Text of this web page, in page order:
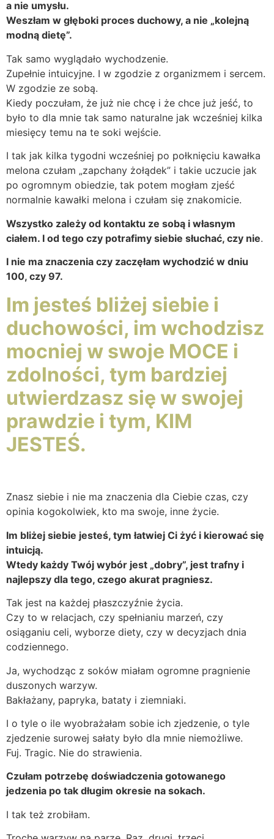
a nie umysłu.
Weszłam w głęboki proces duchowy, a nie „kolejną
modną dietę”.
Tak samo wyglądało wychodzenie.
Zupełnie intuicyjne. I w zgodzie z organizmem i sercem.
W zgodzie ze sobą.
Kiedy poczułam, że już nie chcę i że chce już jeść, to
było to dla mnie tak samo naturalne jak wcześniej kilka
miesięcy temu na te soki wejście.
I tak jak kilka tygodni wcześniej po połknięciu kawałka
melona czułam „zapchany żołądek” i takie uczucie jak
po ogromnym obiedzie, tak potem mogłam zjeść
normalnie kawałki melona i czułam się znakomicie.
Wszystko zależy od kontaktu ze sobą i własnym
ciałem. I od tego czy potrafimy siebie słuchać, czy nie.
I nie ma znaczenia czy zaczęłam wychodzić w dniu
100, czy 97.
Im jesteś bliżej siebie i
duchowości, im wchodzisz
mocniej w swoje MOCE i
zdolności, tym bardziej
utwierdzasz się w swojej
prawdzie i tym, KIM
JESTEŚ.
Znasz siebie i nie ma znaczenia dla Ciebie czas, czy
opinia kogokolwiek, kto ma swoje, inne życie.
Im bliżej siebie jesteś, tym łatwiej Ci żyć i kierować się
intuicją.
Wtedy każdy Twój wybór jest „dobry”, jest trafny i
najlepszy dla tego, czego akurat pragniesz.
Tak jest na każdej płaszczyźnie życia.
Czy to w relacjach, czy spełnianiu marzeń, czy
osiąganiu celi, wyborze diety, czy w decyzjach dnia
codziennego.
Ja, wychodząc z soków miałam ogromne pragnienie
duszonych warzyw.
Bakłażany, papryka, bataty i ziemniaki.
I o tyle o ile wyobrażałam sobie ich zjedzenie, o tyle
zjedzenie surowej sałaty było dla mnie niemożliwe.
Fuj. Tragic. Nie do strawienia.
Czułam potrzebę doświadczenia gotowanego
jedzenia po tak długim okresie na sokach.
I tak też zrobiłam.